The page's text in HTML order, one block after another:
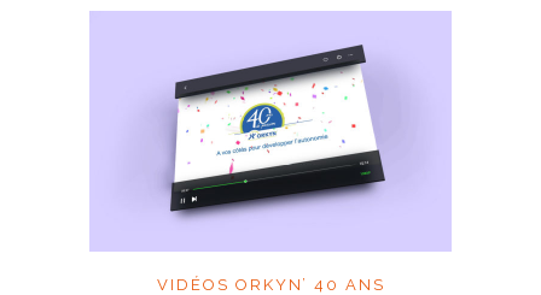
VIDÉOS ORKYN’ 40 ANS